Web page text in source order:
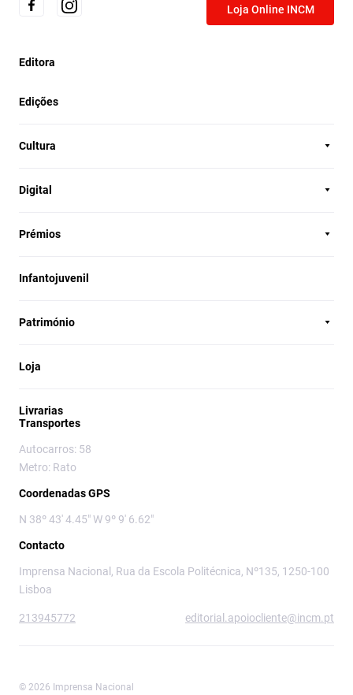
Loja Online INCM
Editora
Edições
Cultura
Digital
Prémios
Infantojuvenil
Património
Loja
Livrarias
Transportes
Autocarros: 58
Metro: Rato
Coordenadas GPS
N 38º 43' 4.45" W 9º 9' 6.62"
Contacto
Imprensa Nacional, Rua da Escola Politécnica, Nº135, 1250-100
Lisboa
213945772 editorial.apoiocliente@incm.pt
© 2026 Imprensa Nacional